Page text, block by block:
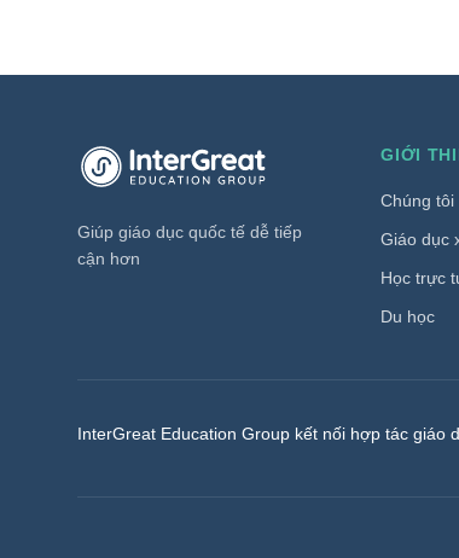
Trang chủ InterGreat Education Group
Giúp giáo dục quốc tế dễ tiếp
cận hơn
GIỚI
Chúng tôi
Giáo dục
Học trực
Du học
InterGreat Education Group kết nối hợp tác giáo